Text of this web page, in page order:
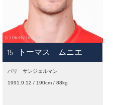
15 トーマス ムニエ
パリ サンジェルマン
1991.9.12 / 190cm / 88kg